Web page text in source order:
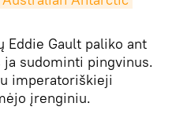
Eddie Gault paliko ant
sudominti pingvinus.
imperatoriškieji
įrenginiu.